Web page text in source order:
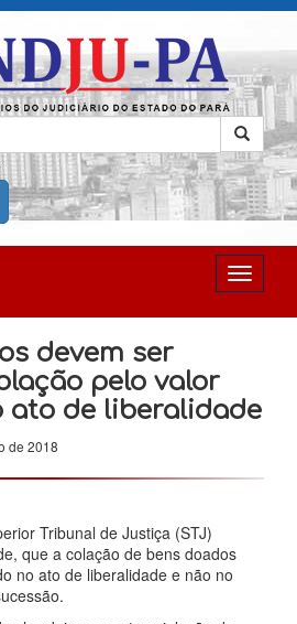
devem ser
pelo valor
de liberalidade
de 2018
Tribunal de Justiça (STJ)
que a colação de bens doados
no ato de liberalidade e não no